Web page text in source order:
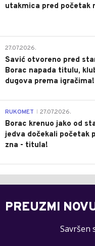
utakmica pred početak
27.07.2026.
Savić otvoreno pred
Borac napada titulu,
dugova prema igračima!
RUKOMET 27.07.2026.
Borac krenuo jako od
jedva dočekali početak
zna - titula!
PREUZMI
Savršen